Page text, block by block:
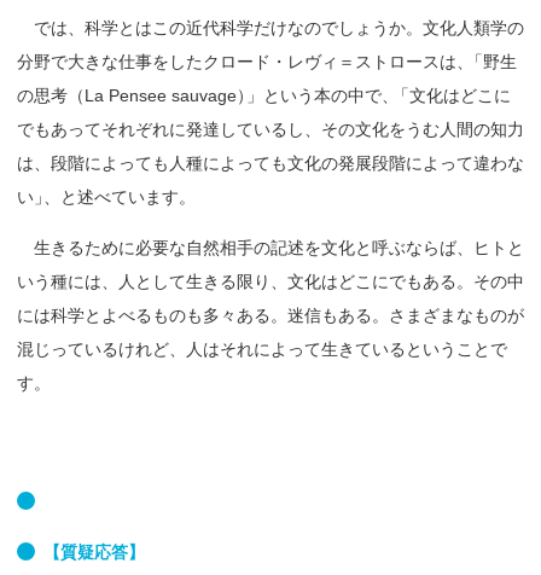
では、科学とはこの近代科学だけなのでしょうか。文化人類学の
分野で大きな仕事をしたクロード・レヴィ＝ストロースは
「野生
の思考（La Pensee sauvage） 」という本の中で
「文化はどこに
でもあってそれぞれに発達しているし、その文化をうむ人間の知力
は、段階によっても人種によっても文化の発展段階によって違わな
い 」 、と述べています。
生きるために必要な自然相手の記述を文化と呼ぶならば、ヒトと
いう種には、人として生きる限り、文化はどこにでもある。その中
には科学とよべるものも多々ある。迷信もある。さまざまなものが
混じっているけれど、人はそれによって生きているということで
す。
【質疑応答】